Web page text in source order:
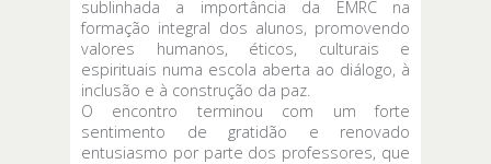
sublinhada a importância da EMRC na
formação integral dos alunos, promovendo
valores humanos, éticos, culturais e
espirituais numa escola aberta ao diálogo, à
inclusão e à construção da paz.
O encontro terminou com um forte
sentimento de gratidão e renovado
entusiasmo por parte dos professores, que